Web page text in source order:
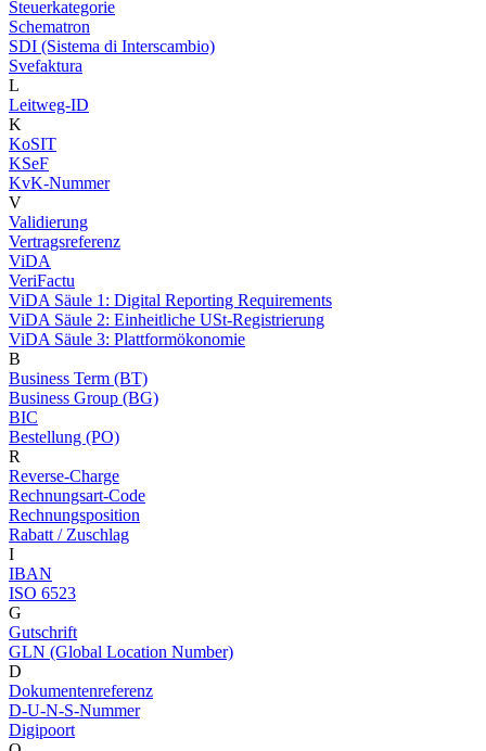
Steuerkategorie
Schematron
SDI (Sistema di Interscambio)
Svefaktura
L
Leitweg-ID
K
KoSIT
KSeF
KvK-Nummer
V
Validierung
Vertragsreferenz
ViDA
VeriFactu
ViDA Säule 1: Digital Reporting Requirements
ViDA Säule 2: Einheitliche USt-Registrierung
ViDA Säule 3: Plattformökonomie
B
Business Term (BT)
Business Group (BG)
BIC
Bestellung (PO)
R
Reverse-Charge
Rechnungsart-Code
Rechnungsposition
Rabatt / Zuschlag
I
IBAN
ISO 6523
G
Gutschrift
GLN (Global Location Number)
D
Dokumentenreferenz
D-U-N-S-Nummer
Digipoort